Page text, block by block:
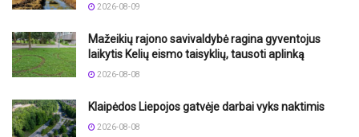
2026-08-09
Mažeikių rajono savivaldybė ragina gyventojus
laikytis Kelių eismo taisyklių, tausoti aplinką
2026-08-08
Klaipėdos Liepojos gatvėje darbai vyks naktimis
2026-08-08